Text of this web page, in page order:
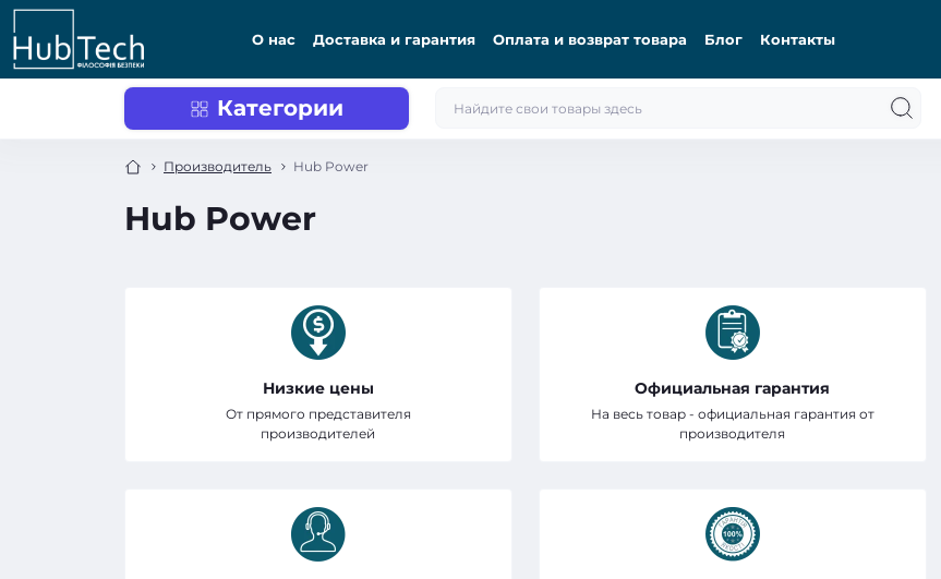
О нас Доставка и гарантия Оплата и возврат товара Блог Контакты
Категории
Производитель Hub Power
Hub Power
Низкие цены
От прямого представителя
производителей
Официальная гарантия
На весь товар - официальная гарантия от
производителя